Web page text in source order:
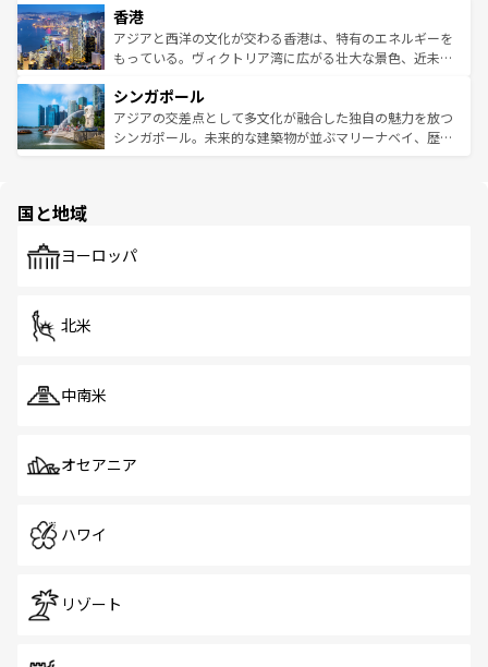
とつ。フォーやバインミー、ベトナムコーヒーなどは、ぜ
ひ現地で味わいたい。どの地域を訪れてもあたたかい人々
が旅行者を迎えてくれるので、きっと忘れられない旅にな
参照してほしい。
の活気が交差している。北部ではチェンマイなどの山岳地
帯で自然と触れ合い、南部ではプーケットやクラビの美し
いビーチでリゾート気分を楽しむことができる。タイ料理
激する。気候は一年中温暖で、どの季節にも異なる楽しみ
が待っている。親しみやすいタイの人々、仏教を中心とし
た文化、そして多様な観光資源が、訪れる旅人を魅了し続
香港
アジアと西洋の文化が交わる香港は、特有のエネルギーを
もっている。ヴィクトリア湾に広がる壮大な景色、近未来
み、どこを訪れても感動するはず。観光スポットが密集し
ており、効率よく見どころを回れるのも魅力。息をのむよ
うな絶景から文化的な体験まで、香港を存分に楽しみ尽く
シンガポール
アジアの交差点として多文化が融合した独自の魅力を放つ
シンガポール。未来的な建築物が並ぶマリーナベイ、歴史
で、ホーカーズは地元の風情を楽しめる外せないスポット
国と地域
ヨーロッパ
北米
中南米
オセアニア
ハワイ
リゾート